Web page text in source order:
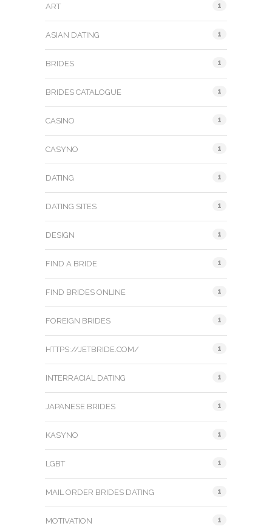
ART 1
ASIAN DATING 1
BRIDES 1
BRIDES CATALOGUE 1
CASINO 1
CASYNO 1
DATING 1
DATING SITES 1
DESIGN 1
FIND A BRIDE 1
FIND BRIDES ONLINE 1
FOREIGN BRIDES 1
HTTPS://JETBRIDE.COM/ 1
INTERRACIAL DATING 1
JAPANESE BRIDES 1
KASYNO 1
LGBT 1
MAIL ORDER BRIDES DATING 1
MOTIVATION 1